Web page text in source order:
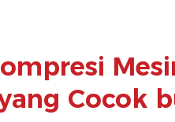
Cocok